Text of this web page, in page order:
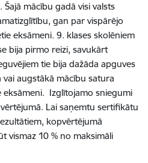
mācību gadā visi valsts
gan par vispārējo
eksāmeni. 9. klases skolēniem
bija pirmo reizi, savukārt
tie bija dažāda apguves
augstākā mācību satura
eksāmeni. Izglītojamo sniegumi
Lai saņemtu sertifikātu
kopvērtējumā
vismaz 10 % no maksimāli